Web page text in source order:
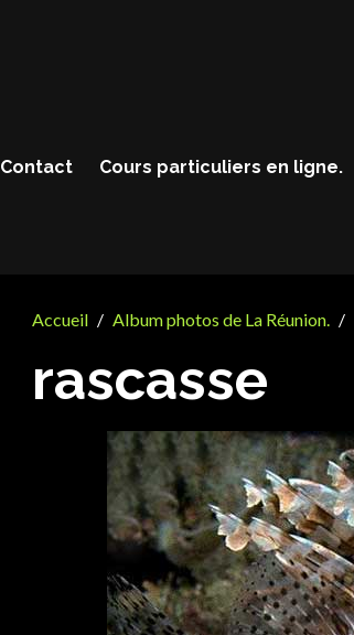
Contact Cours particuliers en ligne.
Accueil Album photos de La Réunion.
rascasse